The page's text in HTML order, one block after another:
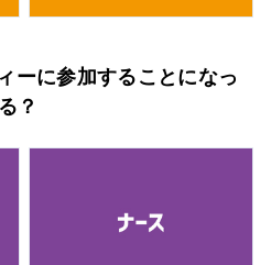
ーに参加することになっ
？